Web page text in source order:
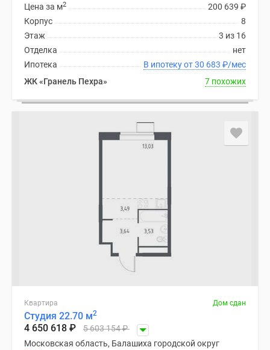
200 639 ₽
Цена за м2
8
Корпус
3 из 16
Этаж
нет
Отделка
В ипотеку от 30 683 ₽/мес
Ипотека
ЖК «Гранель Пехра»
7 похожих
Квартира Дом сдан
Студия 22.70 м2
4 650 618 ₽ 5 603 154₽
Московская область, Балашиха городской округ